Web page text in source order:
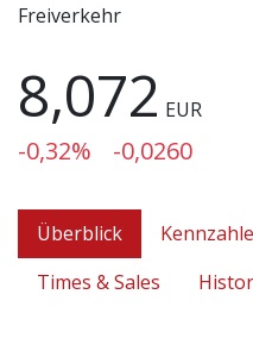
Freiverkehr
8,072 EUR
-0,32% -0,0260
Überblick
Times & Sales